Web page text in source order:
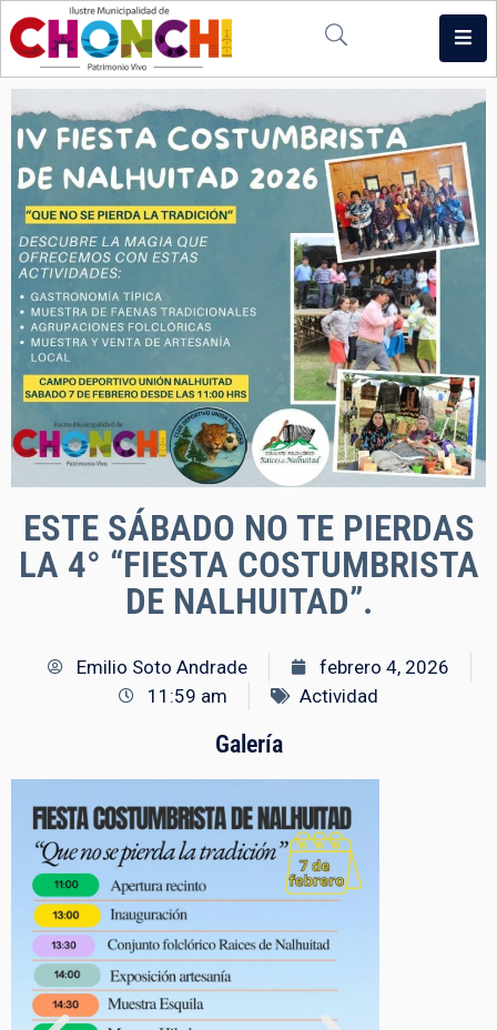
Inicio
Municipio
Noticias
Multimedia
Intranet
Contacto
ESTE SÁBADO NO TE PIERDAS
LA 4° “FIESTA COSTUMBRISTA
DE NALHUITAD”.
Emilio Soto Andrade
febrero 4, 2026
11:59 am
Actividad
Galería